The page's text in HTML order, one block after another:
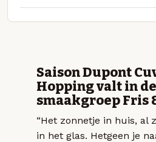
Saison Dupont
Hopping valt in de
smaakgroep Fris
“Het zonnetje in huis, al
in het glas. Hetgeen je